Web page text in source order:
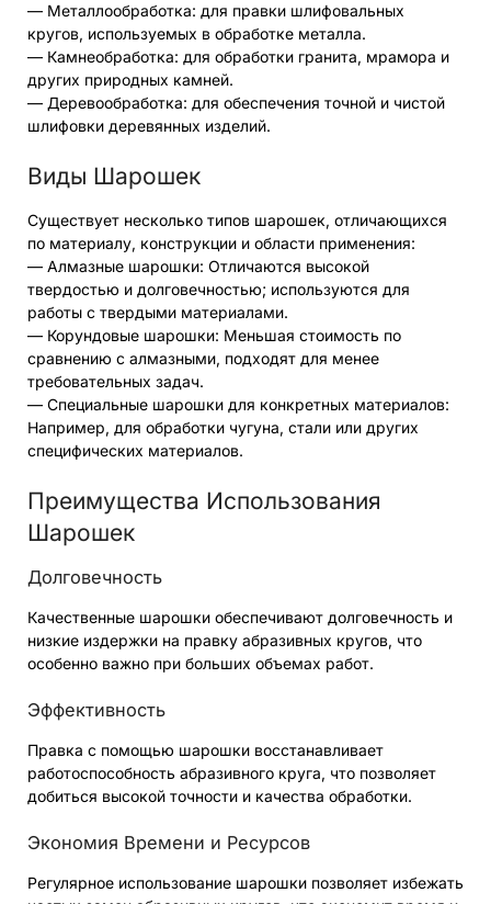
— Металлообработка: для правки шлифовальных
кругов, используемых в обработке металла.
— Камнеобработка: для обработки гранита, мрамора и
других природных камней.
— Деревообработка: для обеспечения точной и чистой
шлифовки деревянных изделий.
Виды Шарошек
Существует несколько типов шарошек, отличающихся
по материалу, конструкции и области применения:
— Алмазные шарошки: Отличаются высокой
твердостью и долговечностью; используются для
работы с твердыми материалами.
— Корундовые шарошки: Меньшая стоимость по
сравнению с алмазными, подходят для менее
требовательных задач.
— Специальные шарошки для конкретных материалов:
Например, для обработки чугуна, стали или других
специфических материалов.
Преимущества Использования
Шарошек
Долговечность
Качественные шарошки обеспечивают долговечность и
низкие издержки на правку абразивных кругов, что
особенно важно при больших объемах работ.
Эффективность
Правка с помощью шарошки восстанавливает
работоспособность абразивного круга, что позволяет
добиться высокой точности и качества обработки.
Экономия Времени и Ресурсов
Регулярное использование шарошки позволяет избежать